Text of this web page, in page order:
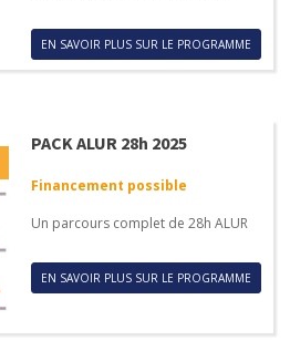
EN SAVOIR PLUS SUR LE PROGRAMME
PACK ALUR 28h 2025
Financement possible
Un parcours complet de 28h ALUR
EN SAVOIR PLUS SUR LE PROGRAMME